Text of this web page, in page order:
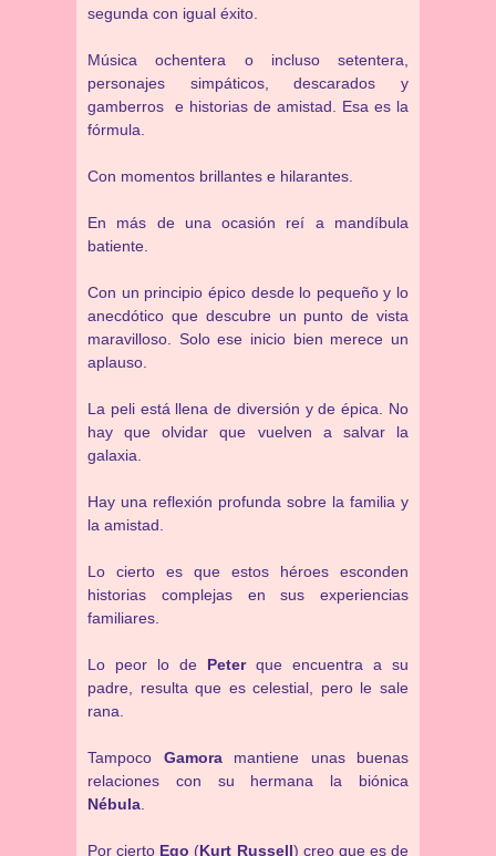
segunda con igual éxito.
Música ochentera o incluso setentera,
personajes simpáticos, descarados y
gamberros e historias de amistad. Esa es la
fórmula.
Con momentos brillantes e hilarantes.
En más de una ocasión reí a mandíbula
batiente.
Con un principio épico desde lo pequeño y lo
anecdótico que descubre un punto de vista
maravilloso. Solo ese inicio bien merece un
aplauso.
La peli está llena de diversión y de épica. No
hay que olvidar que vuelven a salvar la
galaxia.
Hay una reflexión profunda sobre la familia y
la amistad.
Lo cierto es que estos héroes esconden
historias complejas en sus experiencias
familiares.
Lo peor lo de Peterque encuentra a su
padre, resulta que es celestial, pero le sale
rana.
Tampoco Gamoramantiene unas buenas
relaciones con su hermana la biónica
Nébula
Por cierto Ego (Kurt Russell) creo que es de